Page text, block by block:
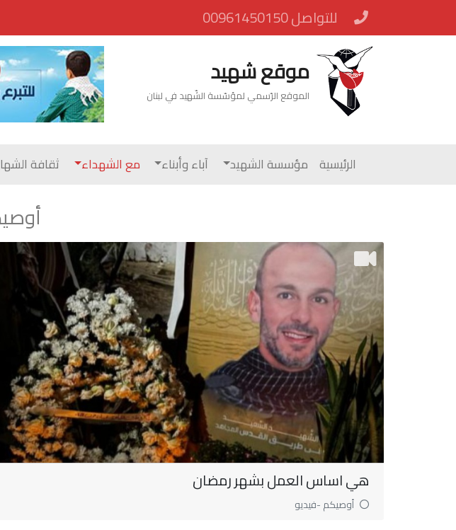
للتواصل 00961450150
موقع شهيد
الموقع الرّسمي لمؤسّسة الشّهيد في لبنان
الرئيسية مؤسسة الشهيد آباء وأبناء مع الشهداء ثقافة
هي اساس العمل بشهر رمضان
أوصيكم -فيديو